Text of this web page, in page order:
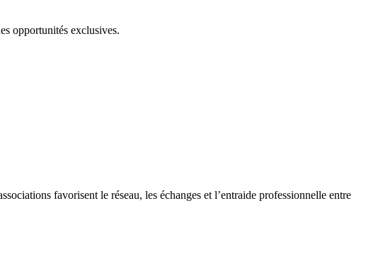
opportunités exclusives.
favorisent le réseau, les échanges et l’entraide professionnelle entre